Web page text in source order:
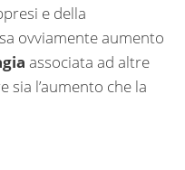
e della
ovviamente aumento
associata ad altre
sia l’aumento che la